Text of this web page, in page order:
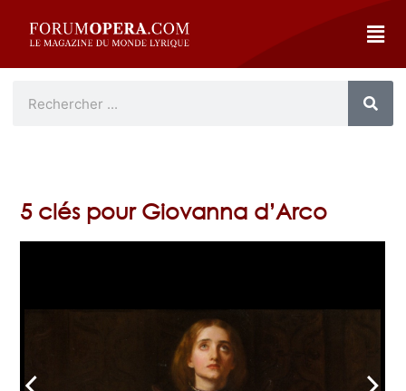
5 clés pour Giovanna d’Arco